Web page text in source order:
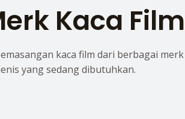
Kaca Film
kaca film dari berbagai merk
yang sedang dibutuhkan.